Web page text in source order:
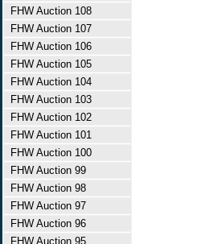
FHW Auction 108
FHW Auction 107
FHW Auction 106
FHW Auction 105
FHW Auction 104
FHW Auction 103
FHW Auction 102
FHW Auction 101
FHW Auction 100
FHW Auction 99
FHW Auction 98
FHW Auction 97
FHW Auction 96
FHW Auction 95